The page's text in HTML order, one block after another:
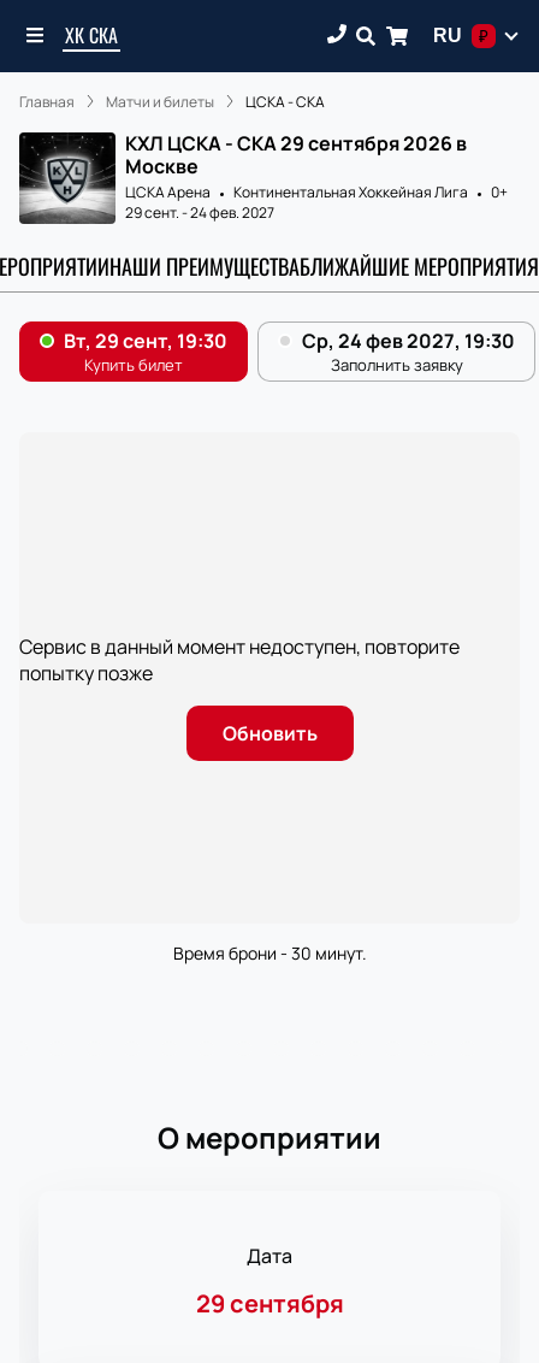
ХК СКА RU ₽
Главная Матчи и билеты ЦСКА - СКА
КХЛ ЦСКА - СКА 29 сентября 2026 в
Москве
ЦСКА Арена Континентальная Хоккейная Лига
0+
29 сент.-24 фев. 2027
НАШИ ПРЕИМУЩЕСТВАБЛИЖАЙШИЕ МЕРОПРИЯТИЯ
Сервис в данный момент недоступен, повторите
попытку позже
Обновить
Время брони - 30 минут.
О мероприятии
Дата
29 сентября